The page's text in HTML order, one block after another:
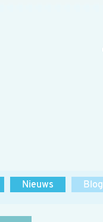
Nieuws Blog